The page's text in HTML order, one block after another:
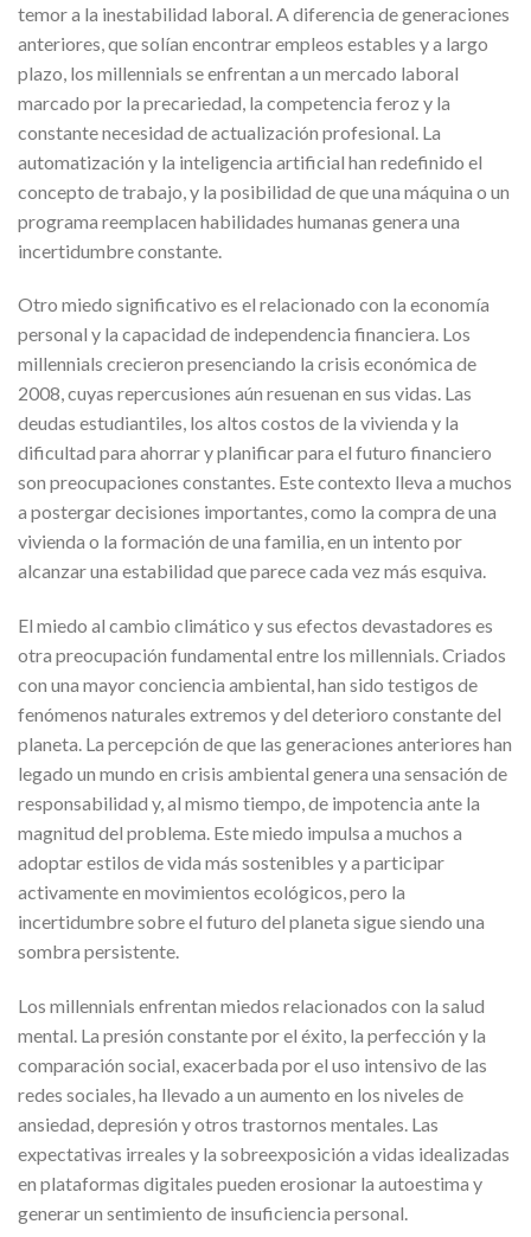
temor a la inestabilidad laboral. A diferencia de generaciones
anteriores, que solían encontrar empleos estables y a largo
plazo, los millennials se enfrentan a un mercado laboral
marcado por la precariedad, la competencia feroz y la
constante necesidad de actualización profesional. La
automatización y la inteligencia artificial han redefinido el
concepto de trabajo, y la posibilidad de que una máquina o un
programa reemplacen habilidades humanas genera una
incertidumbre constante.
Otro miedo significativo es el relacionado con la economía
personal y la capacidad de independencia financiera. Los
millennials crecieron presenciando la crisis económica de
2008, cuyas repercusiones aún resuenan en sus vidas. Las
deudas estudiantiles, los altos costos de la vivienda y la
dificultad para ahorrar y planificar para el futuro financiero
son preocupaciones constantes. Este contexto lleva a muchos
a postergar decisiones importantes, como la compra de una
vivienda o la formación de una familia, en un intento por
alcanzar una estabilidad que parece cada vez más esquiva.
El miedo al cambio climático y sus efectos devastadores es
otra preocupación fundamental entre los millennials. Criados
con una mayor conciencia ambiental, han sido testigos de
fenómenos naturales extremos y del deterioro constante del
planeta. La percepción de que las generaciones anteriores han
legado un mundo en crisis ambiental genera una sensación de
responsabilidad y, al mismo tiempo, de impotencia ante la
magnitud del problema. Este miedo impulsa a muchos a
adoptar estilos de vida más sostenibles y a participar
activamente en movimientos ecológicos, pero la
incertidumbre sobre el futuro del planeta sigue siendo una
sombra persistente.
Los millennials enfrentan miedos relacionados con la salud
mental. La presión constante por el éxito, la perfección y la
comparación social, exacerbada por el uso intensivo de las
redes sociales, ha llevado a un aumento en los niveles de
ansiedad, depresión y otros trastornos mentales. Las
expectativas irreales y la sobreexposición a vidas idealizadas
en plataformas digitales pueden erosionar la autoestima y
generar un sentimiento de insuficiencia personal.